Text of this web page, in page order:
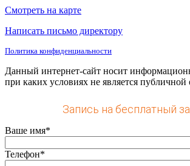
Смотреть на карте
Написать письмо директору
Политика конфиденциальности
Данный интернет-сайт носит
при каких условиях не является публичной
Запись на бесплатный
Ваше имя*
Телефон*